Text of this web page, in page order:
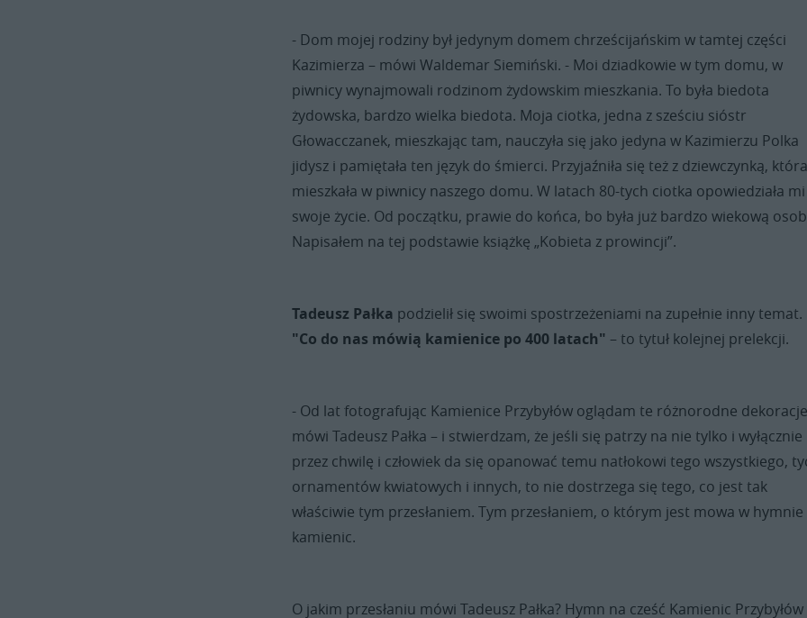
- Dom mojej rodziny był jedynym domem chrześcijańskim w tamtej części
Kazimierza – mówi Waldemar Siemiński. - Moi dziadkowie w tym domu, w
piwnicy wynajmowali rodzinom żydowskim mieszkania. To była biedota
żydowska, bardzo wielka biedota. Moja ciotka, jedna z sześciu sióstr
Głowacczanek, mieszkając tam, nauczyła się jako jedyna w Kazimierzu Polka
jidysz i pamiętała ten język do śmierci. Przyjaźniła się też z dziewczynką, która
mieszkała w piwnicy naszego domu. W latach 80-tych ciotka opowiedziała mi
swoje życie. Od początku, prawie do końca, bo była już bardzo wiekową
Napisałem na tej podstawie książkę „Kobieta z prowincji”.
Tadeusz Pałka podzielił się swoimi spostrzeżeniami na zupełnie inny temat.
"Co do nas mówią kamienice po 400 latach" – to tytuł kolejnej prelekcji.
- Od lat fotografując Kamienice Przybyłów oglądam te różnorodne
mówi Tadeusz Pałka – i stwierdzam, że jeśli się patrzy na nie tylko i wyłącznie
przez chwilę i człowiek da się opanować temu natłokowi tego wszystkiego,
ornamentów kwiatowych i innych, to nie dostrzega się tego, co jest tak
właściwie tym przesłaniem. Tym przesłaniem, o którym jest mowa w hymnie
kamienic.
O jakim przesłaniu mówi Tadeusz Pałka? Hymn na cześć Kamienic Przybyłów